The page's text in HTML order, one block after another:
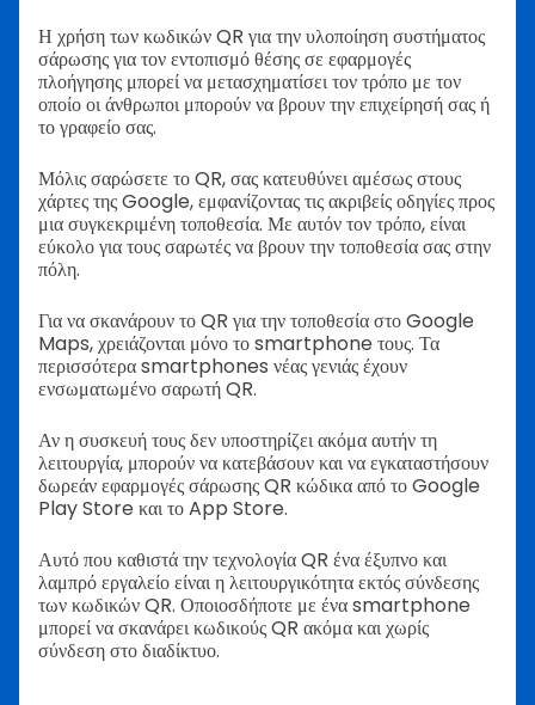
Η χρήση των κωδικών QR για την υλοποίηση συστήματος
σάρωσης για τον εντοπισμό θέσης σε εφαρμογές
πλοήγησης μπορεί να μετασχηματίσει τον τρόπο με τον
οποίο οι άνθρωποι μπορούν να βρουν την επιχείρησή σας ή
το γραφείο σας.
Μόλις σαρώσετε το QR, σας κατευθύνει αμέσως στους
χάρτες της Google, εμφανίζοντας τις ακριβείς οδηγίες προς
μια συγκεκριμένη τοποθεσία. Με αυτόν τον τρόπο, είναι
εύκολο για τους σαρωτές να βρουν την τοποθεσία σας στην
πόλη.
Για να σκανάρουν το QR για την τοποθεσία στο Google
Maps, χρειάζονται μόνο το smartphone τους. Τα
περισσότερα smartphones νέας γενιάς έχουν
ενσωματωμένο σαρωτή QR.
Αν η συσκευή τους δεν υποστηρίζει ακόμα αυτήν τη
λειτουργία, μπορούν να κατεβάσουν και να εγκαταστήσουν
δωρεάν εφαρμογές σάρωσης QR κώδικα από το Google
Play Store και το App Store.
Αυτό που καθιστά την τεχνολογία QR ένα έξυπνο και
λαμπρό εργαλείο είναι η λειτουργικότητα εκτός σύνδεσης
των κωδικών QR. Οποιοσδήποτε με ένα smartphone
μπορεί να σκανάρει κωδικούς QR ακόμα και χωρίς
σύνδεση στο διαδίκτυο.